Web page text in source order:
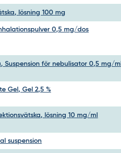
lösning 100 mg
0,5 mg/dos
Suspension för nebulisator 0,5 mg/ml
Gel, Gel 2,5 %
lösning 10 mg/ml
suspension